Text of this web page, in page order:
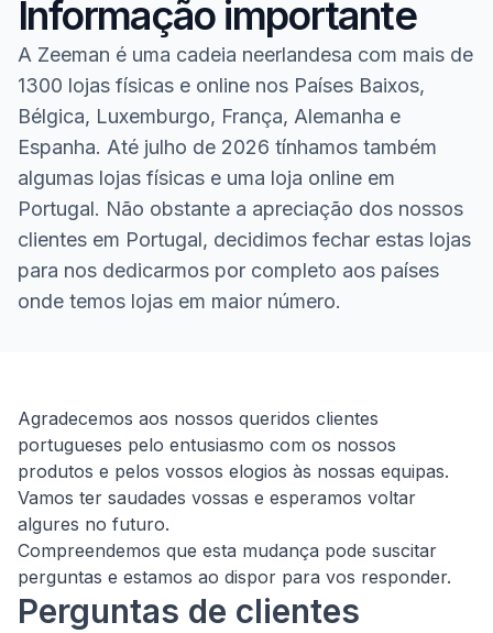
Informação importante
A Zeeman é uma cadeia neerlandesa com mais de
1300 lojas físicas e online nos Países Baixos,
Bélgica, Luxemburgo, França, Alemanha e
Espanha. Até julho de 2026 tínhamos também
algumas lojas físicas e uma loja online em
Portugal. Não obstante a apreciação dos nossos
clientes em Portugal, decidimos fechar estas lojas
para nos dedicarmos por completo aos países
onde temos lojas em maior número.
Homepage
Agradecemos aos nossos queridos clientes
portugueses pelo entusiasmo com os nossos
produtos e pelos vossos elogios às nossas equipas.
Vamos ter saudades vossas e esperamos voltar
algures no futuro.
Compreendemos que esta mudança pode suscitar
perguntas e estamos ao dispor para vos responder.
Perguntas de clientes